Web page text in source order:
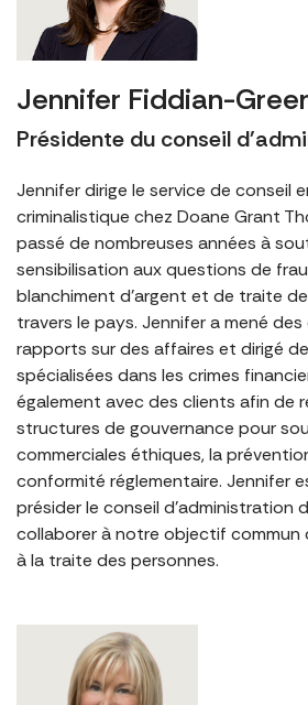
Jennifer Fiddian-
Présidente du conseil
Jennifer dirige le service de conseil
criminalistique chez Doane Grant
passé de nombreuses années à
sensibilisation aux questions de
blanchiment d’argent et de traite
travers le pays. Jennifer a mené
rapports sur des affaires et dirigé
spécialisées dans les crimes
également avec des clients afin de
structures de gouvernance pour
commerciales éthiques, la
conformité réglementaire. Jennifer
présider le conseil d’administration
collaborer à notre objectif commun
à la traite des personnes.